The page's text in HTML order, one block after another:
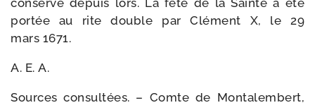
conserve depuis lors. La fête de la Sainte a été
por­tée au rite double par Clément X, le 29
mars 1671.
A. E. A.
Sources consul­tées. – Comte de Montalembert,